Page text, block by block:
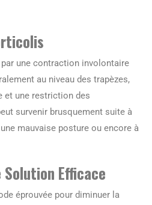
une contraction involontaire
au niveau des trapèzes,
et une restriction des
survenir brusquement suite à
mauvaise posture ou encore à
Solution Efficace
éprouvée pour diminuer la